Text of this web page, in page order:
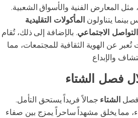
مثل المعارض الفنية والأسواق الشعبية.
يتناولون المأكولات التقليدية
التواصل الاجتماعي. بالإضافة إلى ذلك، تُقام
عن الهوية الثقافية للمجتمعات، مما
فصل الشتاء
الشتاء جمالاً فريداً يستحق التأمل.
مما يخلق مشهداً ساحراً يمزج بين صفاء